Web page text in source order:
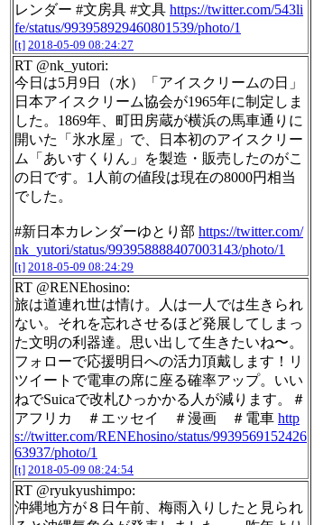
レンダー #文房具 #文具 https://twitter.com/543li
fe/status/993958929460801539/photo/1
[t] 2018-05-09 08:24:27
RT @nk_yutori:
今日は5月9日（水）「アイスクリームの日」
日本アイスクリーム協会が1965年に制定しま
した。1869年、町田房蔵が横浜の馬車通りに
開いた「氷水屋」で、日本初のアイスクリー
ム「あいすくりん」を製造・販売したのがこ
の日です。1人前の値段は現在の8000円相当
でした。
#新日本カレンダーゆとり部 https://twitter.com/
nk_yutori/status/993958888407003143/photo/1
[t] 2018-05-09 08:24:29
RT @RENEhosino:
旅は道連れ世は情け。人は一人では生きられ
ない。それを忘れさせるほど発展してしまっ
た文明の利器達。思い出して生きたいね〜。
フォローで応援明日への活力頂戴します！リ
ツイートで電車の席に座る確率アップ。いい
ねでSuicaで改札ひっかかる人が減ります。＃
アフリカ ＃エッセイ ＃漫画 ＃電車 http
s://twitter.com/RENEhosino/status/9939569152426
63937/photo/1
[t] 2018-05-09 08:24:54
RT @ryukyushimpo:
沖縄地方が８日午前、梅雨入りしたと見られ